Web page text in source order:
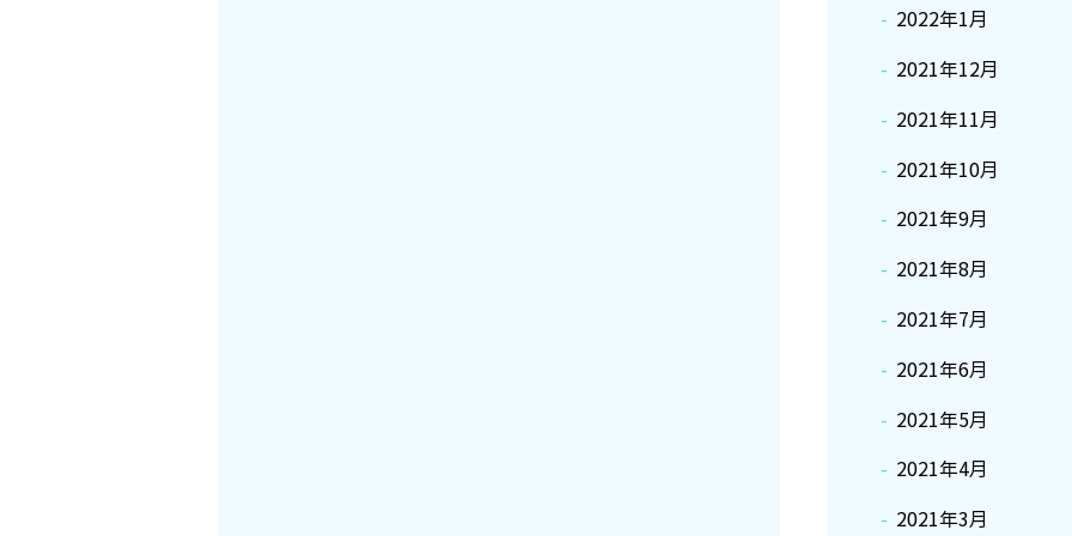
2022年1月
2021年12月
2021年11月
2021年10月
2021年9月
2021年8月
2021年7月
2021年6月
2021年5月
2021年4月
2021年3月